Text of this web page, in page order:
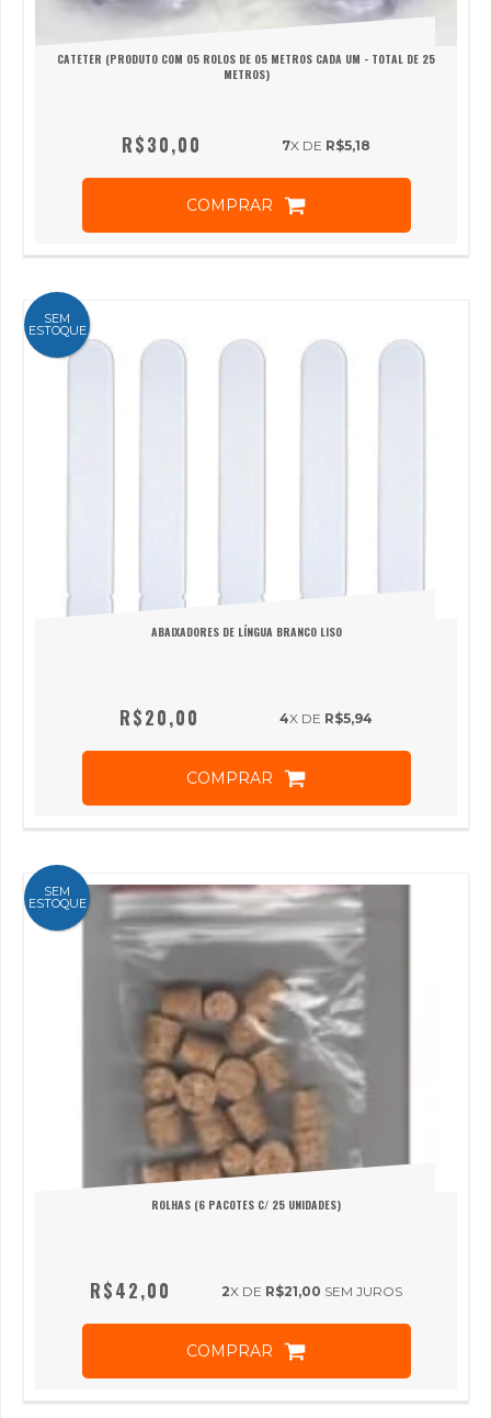
CATETER (PRODUTO COM 05 ROLOS DE 05 METROS CADA UM - TOTAL DE 25
METROS)
R$30,00 7X DE R$5,18
COMPRAR
SEM
ESTOQUE
ABAIXADORES DE LÍNGUA BRANCO LISO
R$20,00 4X DE R$5,94
COMPRAR
SEM
ESTOQUE
ROLHAS (6 PACOTES C/ 25 UNIDADES)
R$42,00 2X DE R$21,00 SEM JUROS
COMPRAR